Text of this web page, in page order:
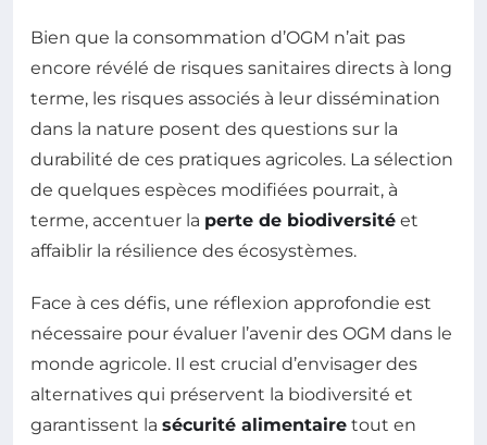
Bien que la consommation d’OGM n’ait pas
encore révélé de risques sanitaires directs à long
terme, les risques associés à leur dissémination
dans la nature posent des questions sur la
durabilité de ces pratiques agricoles. La sélection
de quelques espèces modifiées pourrait, à
terme, accentuer la perte de biodiversité et
affaiblir la résilience des écosystèmes.
Face à ces défis, une réflexion approfondie est
nécessaire pour évaluer l’avenir des OGM dans le
monde agricole. Il est crucial d’envisager des
alternatives qui préservent la biodiversité et
garantissent la sécurité alimentaire tout en